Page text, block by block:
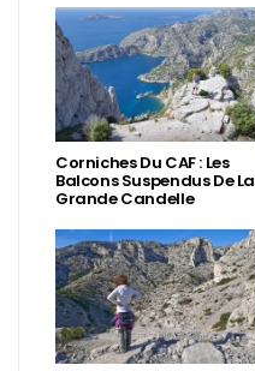
Corniches Du CAF : Les
Balcons Suspendus De La
Grande Candelle